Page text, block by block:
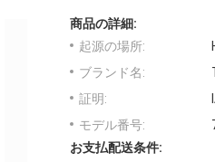
商品の詳細:
起源の場所:
ブランド名:
証明:
モデル番号:
お支払配送条件: